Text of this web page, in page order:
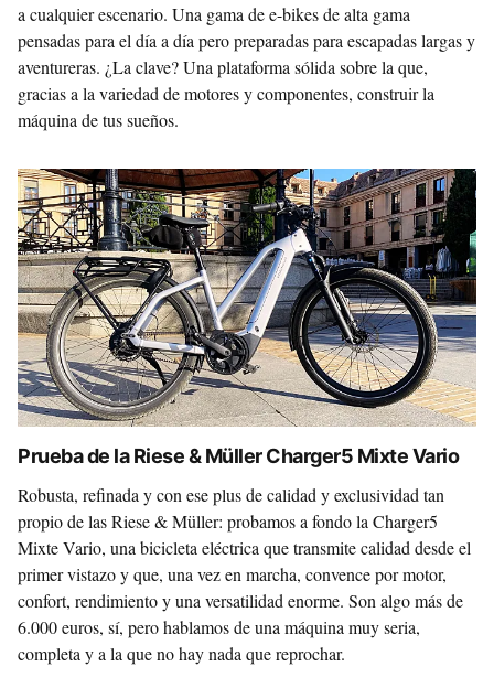
a cualquier escenario. Una gama de e-bikes de alta gama
pensadas para el día a día pero preparadas para escapadas largas y
aventureras. ¿La clave? Una plataforma sólida sobre la que,
gracias a la variedad de motores y componentes, construir la
máquina de tus sueños.
Prueba de la Riese & Müller Charger5 Mixte Vario
Robusta, refinada y con ese plus de calidad y exclusividad tan
propio de las Riese & Müller: probamos a fondo la Charger5
Mixte Vario, una bicicleta eléctrica que transmite calidad desde el
primer vistazo y que, una vez en marcha, convence por motor,
confort, rendimiento y una versatilidad enorme. Son algo más de
6.000 euros, sí, pero hablamos de una máquina muy seria,
completa y a la que no hay nada que reprochar.